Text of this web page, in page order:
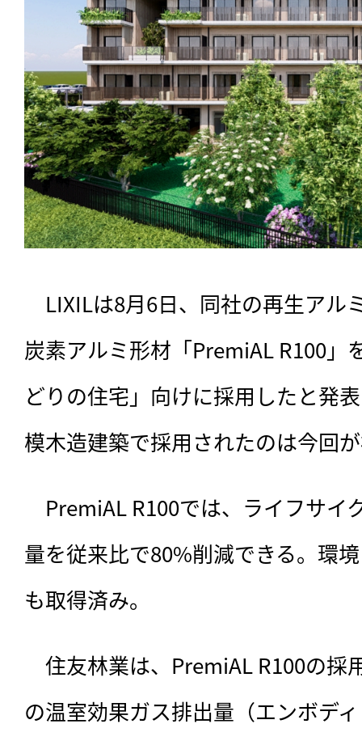
LIXILは8月6日、同社の再生アル
炭素アルミ形材「PremiAL R100」
どりの住宅」向けに採用したと発
模木造建築で採用されたのは今回
PremiAL R100では、 ライフサイ
量を従来比で80%削減できる。環
も取得済み。
住友林業は、PremiAL R100の採
の温室効果ガス排出量（エンボデ